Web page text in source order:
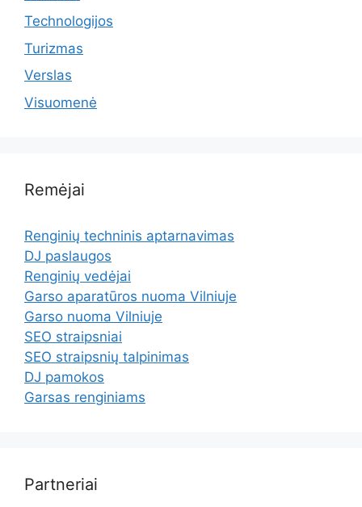
Technologijos
Turizmas
Verslas
Visuomenė
Remėjai
Renginių techninis aptarnavimas
DJ paslaugos
Renginių vedėjai
Garso aparatūros nuoma Vilniuje
Garso nuoma Vilniuje
SEO straipsniai
SEO straipsnių talpinimas
DJ pamokos
Garsas renginiams
Partneriai